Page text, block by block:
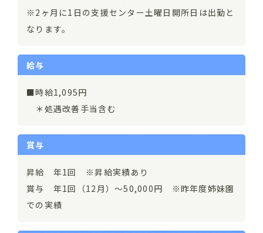
※2ヶ月に1日の支援センター土曜日開所日は出勤と
なります。
給与
■時給1,095円
＊処遇改善手当含む
賞与
昇給 年1回 ※昇給実績あり
賞与 年1回（12月）～50,000円 ※昨年度姉妹園
での実績